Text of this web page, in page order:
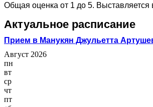
Общая оценка от 1 до 5. Выставляется
Актуальное расписание
Прием в Манукян Джульетта
Август 2026
пн
вт
ср
чт
пт